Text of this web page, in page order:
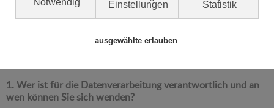
Mit dieser Datenschutzerklärung wollen wir Sie über die
Verarbeitung Ihrer Daten in unserer Praxis und die Ihnen
umfassend im Sinne des Art. 13 der Europäischen
1. Wer ist für die Datenverarbeitung verantwortlich und an
wen können Sie sich wenden?